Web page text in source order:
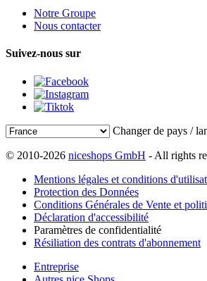
Notre Groupe
Nous contacter
Suivez-nous sur
Changer de pays /
© 2010-2026 niceshops GmbH - All rights
Mentions légales et conditions
Protection des Données
Conditions Générales de Vente et
Déclaration d'accessibilité
Paramètres de confidentialité
Résiliation des contrats d'abonnement
Entreprise